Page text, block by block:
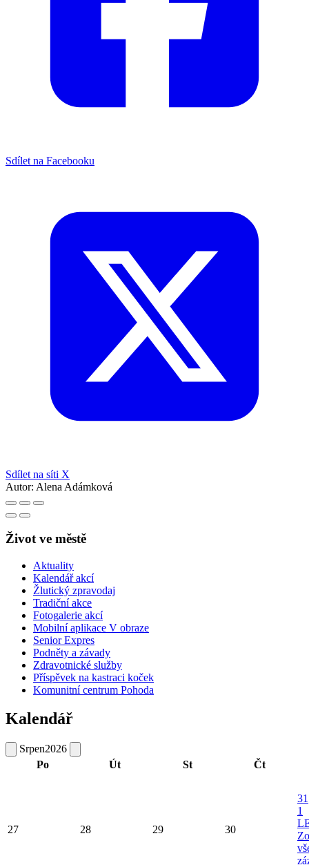
Sdílet na Facebooku
Sdílet na síti X
Autor: Alena Adámková
Život ve městě
Aktuality
Kalendář akcí
Žlutický zpravodaj
Tradiční akce
Fotogalerie akcí
Mobilní aplikace V obraze
Senior Expres
Podněty a závady
Zdravotnické služby
Příspěvek na kastraci koček
Komunitní centrum Pohoda
Kalendář
Srpen2026
Po
Út St Čt
27 28 29 30
31
1